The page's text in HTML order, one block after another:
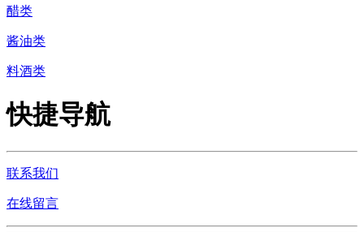
醋类
酱油类
料酒类
快捷导航
联系我们
在线留言